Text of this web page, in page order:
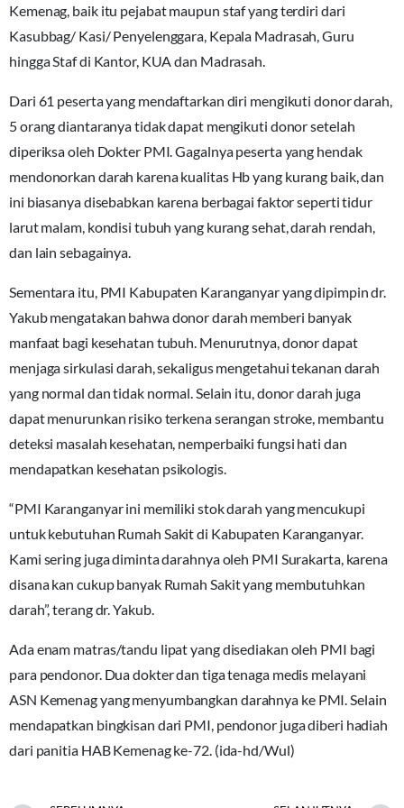
Kemenag, baik itu pejabat maupun staf yang terdiri dari
Kasubbag/ Kasi/ Penyelenggara, Kepala Madrasah, Guru
hingga Staf di Kantor, KUA dan Madrasah.
Dari 61 peserta yang mendaftarkan diri mengikuti donor darah,
5 orang diantaranya tidak dapat mengikuti donor setelah
diperiksa oleh Dokter PMI. Gagalnya peserta yang hendak
mendonorkan darah karena kualitas Hb yang kurang baik, dan
ini biasanya disebabkan karena berbagai faktor seperti tidur
larut malam, kondisi tubuh yang kurang sehat, darah rendah,
dan lain sebagainya.
Sementara itu, PMI Kabupaten Karanganyar yang dipimpin dr.
Yakub mengatakan bahwa donor darah memberi banyak
manfaat bagi kesehatan tubuh. Menurutnya, donor dapat
menjaga sirkulasi darah, sekaligus mengetahui tekanan darah
yang normal dan tidak normal. Selain itu, donor darah juga
dapat menurunkan risiko terkena serangan stroke, membantu
deteksi masalah kesehatan, nemperbaiki fungsi hati dan
mendapatkan kesehatan psikologis.
“PMI Karanganyar ini memiliki stok darah yang mencukupi
untuk kebutuhan Rumah Sakit di Kabupaten Karanganyar.
Kami sering juga diminta darahnya oleh PMI Surakarta, karena
disana kan cukup banyak Rumah Sakit yang membutuhkan
darah”, terang dr. Yakub.
Ada enam matras/tandu lipat yang disediakan oleh PMI bagi
para pendonor. Dua dokter dan tiga tenaga medis melayani
ASN Kemenag yang menyumbangkan darahnya ke PMI. Selain
mendapatkan bingkisan dari PMI, pendonor juga diberi hadiah
dari panitia HAB Kemenag ke-72. (ida-hd/Wul)